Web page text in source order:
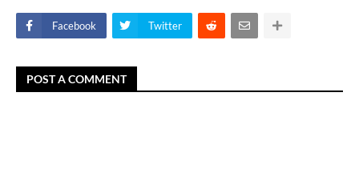
Facebook Twitter
POST A COMMENT